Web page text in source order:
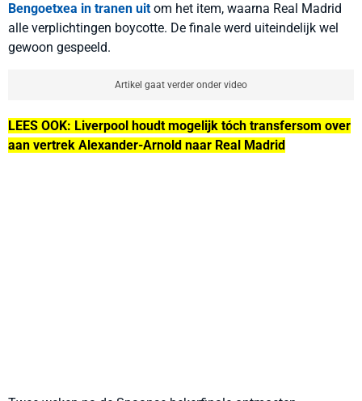
Bengoetxea in tranen uitom het item, waarna Real Madrid
alle verplichtingen boycotte. De finale werd uiteindelijk wel
gewoon gespeeld.
Artikel gaat verder onder video
LEES OOK: Liverpool houdt mogelijk tóch transfersom over
aan vertrek Alexander-Arnold naar Real Madrid